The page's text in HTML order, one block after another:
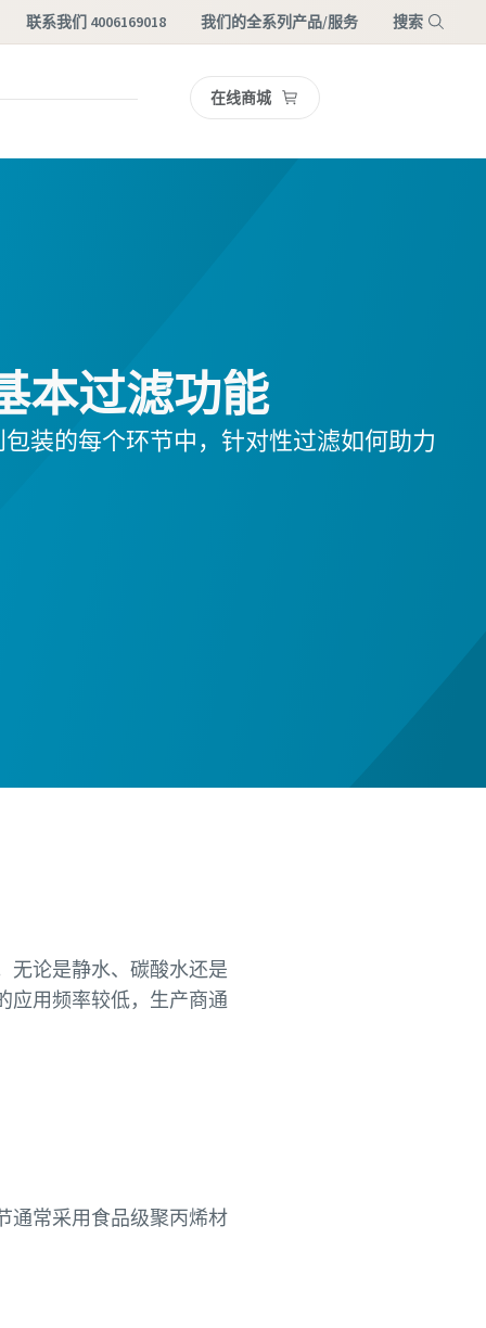
联系我们 4006169018 我们的全系列产品/服务 搜索
在线商城
本过滤功能
装的每个环节中，针对性过滤如何助力
无论是静水、碳酸水还是
应用频率较低，生产商通
通常采用食品级聚丙烯材